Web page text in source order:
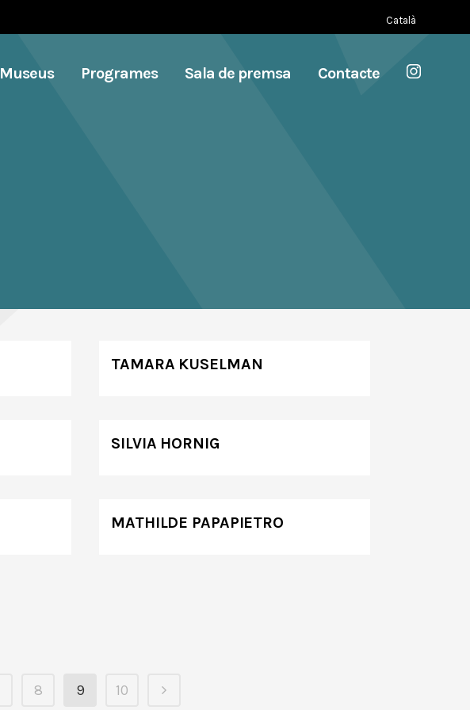
Català
Museus Programes Sala de premsa Contacte
TAMARA KUSELMAN
SILVIA HORNIG
MATHILDE PAPAPIETRO
8 9 10